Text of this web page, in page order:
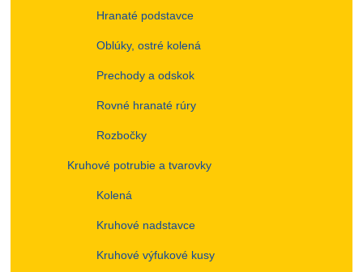
Hranaté podstavce
Oblúky, ostré kolená
Prechody a odskok
Rovné hranaté rúry
Rozbočky
Kruhové potrubie a tvarovky
Kolená
Kruhové nadstavce
Kruhové výfukové kusy